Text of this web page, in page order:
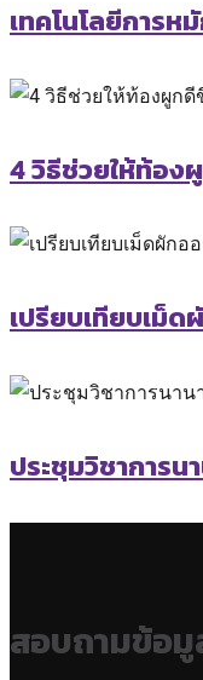
เทคโนโลยีการห
4 วิธีช่วยให้ท้อง
เปรียบเทียบเม็
ประชุมวิชาการ
สอบถามข้อ